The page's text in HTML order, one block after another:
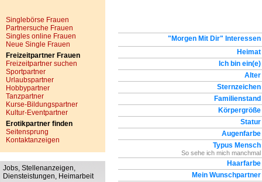
Singlebörse Frauen
Partnersuche Frauen
Singles online Frauen
Neue Single Frauen
Freizeitpartner Frauen
Freizeitpartner suchen
Sportpartner
Urlaubspartner
Hobbypartner
Tanzpartner
Kurse-Bildungspartner
Kultur-Eventpartner
Erotikpartner finden
Seitensprung
Kontaktanzeigen
Jobs, Stellenanzeigen,
Diensteistungen, Heimarbeit
"Morgen Mit Dir" Interessen
Heimat
Ich bin ein(e)
Alter
Sternzeichen
Familienstand
Körpergröße
Statur
Augenfarbe
Typus Mensch
So sehe ich mich manchmal
Haarfarbe
Mein Wunschpartner